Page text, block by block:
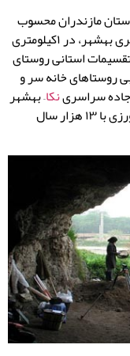
مازندران محسوب
می شود. این غار در ٥کیلومتری نکا و ١٠ کیلومتری بهشهر، در ١کیلومتری
استانی روستای
روستاهای خانه سر و
سراسرینکا– بهشهر
قرار دارد. در این محوطه باستانی، بقایای کشاورزی با ۱۳ هزار سال